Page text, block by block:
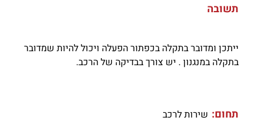
תשובה
ייתכן ומדובר בתקלה בכפתור הפעלה ויכול להיות שמדובר
בתקלה במנגנון . יש צורך בבדיקה של הרכב.
תחום: שירות לרכב